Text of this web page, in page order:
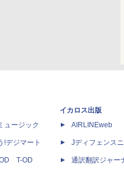
ュージック
!デジマート
T-OD
イカロス出版
AIRLINEweb
Jディフェンス
通訳翻訳ジャー